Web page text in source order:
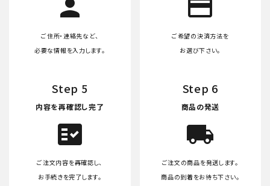
person
ご住所・連絡先など、
必要な情報を入力します。
credit_card
ご希望の決済方法を
お選び下さい。
Step 5
内容を再確認し完了
fact_check
ご注文内容を再確認し、
お手続きを完了します。
Step 6
商品の発送
local_shipping
ご注文の商品を発送します。
商品の到着をお待ち下さい。